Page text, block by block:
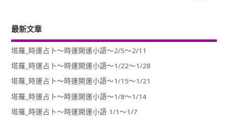
最新文章
塔羅_時運占卜～時運開運小語～2/5～2/11
塔羅_時運占卜～時運開運小語～1/22～1/28
塔羅_時運占卜～時運開運小語～1/15～1/21
塔羅_時運占卜～時運開運小語～1/8～1/14
塔羅_時運占卜～時運開運小語 1/1～1/7